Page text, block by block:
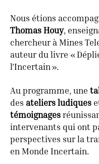
Nous étions
Thomas Houy,
chercheur à Mines
auteur du livre «
l’Incertain ».
Au programme, une
des ateliers ludiques
témoignages
intervenants qui ont
perspectives sur la
en Monde Incertain.